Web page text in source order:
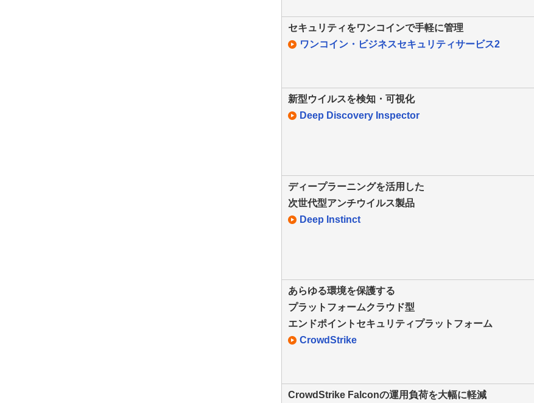
セキュリティをワンコインで手軽に管理
ワンコイン・ビジネスセキュリティサービス2
新型ウイルスを検知・可視化
Deep Discovery Inspector
ディープラーニングを活用した
次世代型アンチウイルス製品
Deep Instinct
あらゆる環境を保護する
プラットフォームクラウド型
エンドポイントセキュリティプラットフォーム
CrowdStrike
CrowdStrike Falconの運用負荷を大幅に軽減